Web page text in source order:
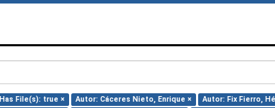
Has File(s): true × Autor: Cáceres Nieto, Enrique ×
Autor: Fix Fierro,